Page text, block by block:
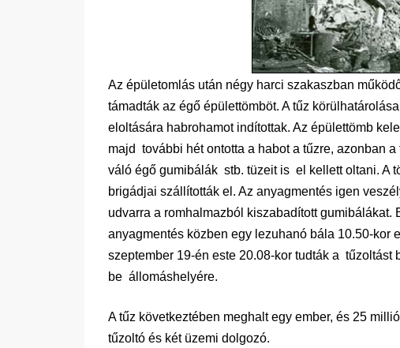
Az épületomlás után négy harci szakaszban
támadták az égő épülettömböt. A tűz
eloltására habrohamot indítottak. Az épülettömb
majd további hét ontotta a habot a tűzre, azonban
váló égő gumibálák stb. tüzeit is el kellett oltani. A
brigádjai szállították el. Az anyagmentés igen
udvarra a romhalmazból kiszabadított gumibálákat.
anyagmentés közben egy lezuhanó bála 10.50-kor
szeptember 19-én este 20.08-kor tudták a
be állomáshelyére.
A tűz következtében meghalt egy ember, és 25
tűzoltó és két üzemi dolgozó.